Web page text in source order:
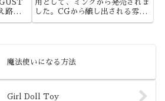
路線に
用として、ミンクから発売されま
した。CGから醸し出される雰囲
魔法使いになる方法
Girl Doll Toy